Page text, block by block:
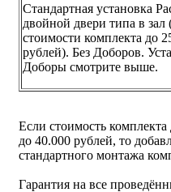
Стандартная установка
двойной двери типа в зал
стоимости комплекта до
рублей). Без Доборов.
Доборы смотрите выше.
Если стоимость
до 40.000 рублей, то
стандартного монтажа
Гарантия на все